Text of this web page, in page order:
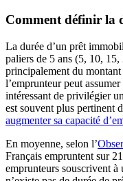
Comment définir la
La durée d’un prêt
paliers de 5 ans (5, 10,
principalement du montant
l’emprunteur peut
intéressant de privilégier
est souvent plus pertinent
augmenter sa capacité
En moyenne, selon l’
Français empruntent sur
emprunteurs souscrivent